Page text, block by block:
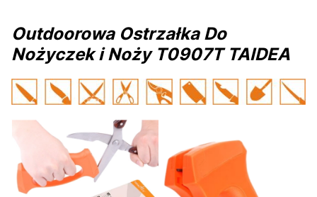
Outdoorowa Ostrzałka Do
Nożyczek i Noży T0907T TAIDEA